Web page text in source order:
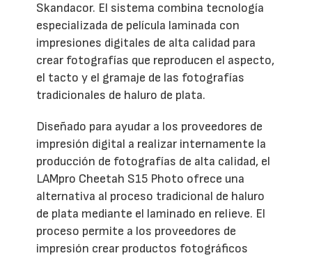
Skandacor. El sistema combina tecnología
especializada de película laminada con
impresiones digitales de alta calidad para
crear fotografías que reproducen el aspecto,
el tacto y el gramaje de las fotografías
tradicionales de haluro de plata.
Diseñado para ayudar a los proveedores de
impresión digital a realizar internamente la
producción de fotografías de alta calidad, el
LAMpro Cheetah S15 Photo ofrece una
alternativa al proceso tradicional de haluro
de plata mediante el laminado en relieve. El
proceso permite a los proveedores de
impresión crear productos fotográficos